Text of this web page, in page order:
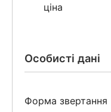
ціна
Особисті дані
Форма звертання